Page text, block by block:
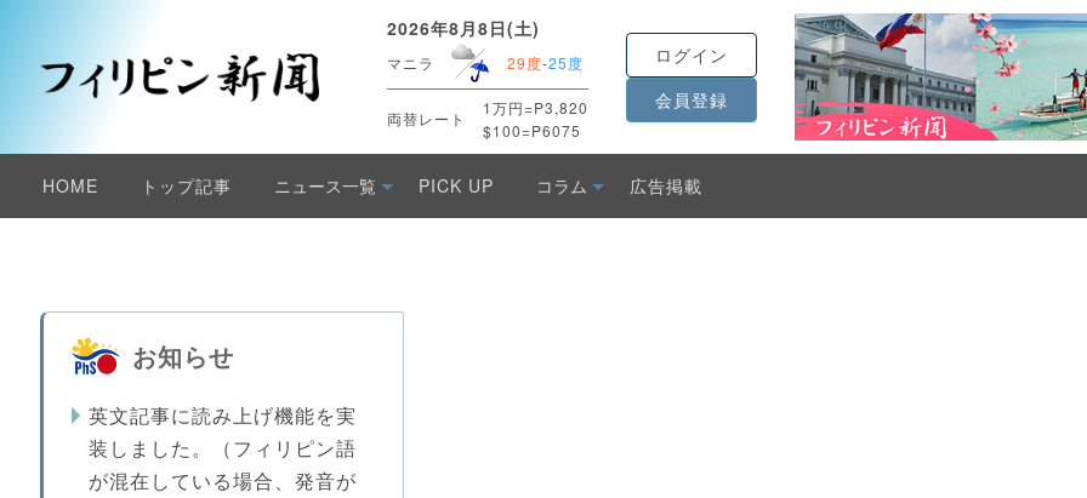
2026年8月8日(土)
マニラ 29度-25度
両替レート
1万円=P3,820
$100=P6075
ログイン
会員登録
HOME トップ記事 ニュース一覧 PICK UP コラム 広告掲載
お知らせ
英文記事に読み上げ機能を実
装しました。（フィリピン語
が混在している場合、発音が